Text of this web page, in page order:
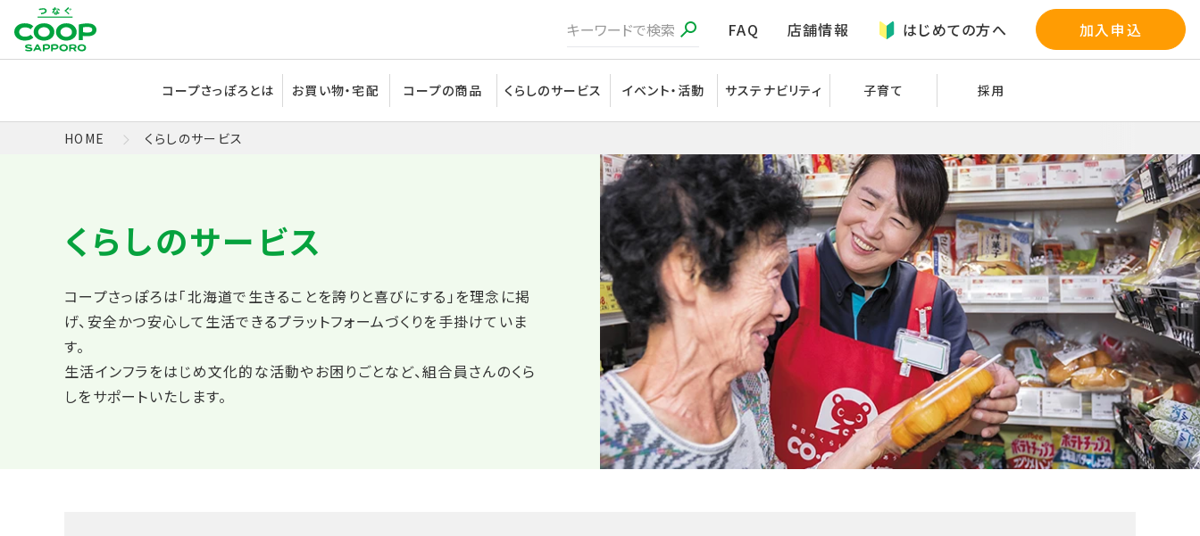
FAQ 店舗情報 はじめての方へ 加入申込
コープさっぽろとは お買い物・宅配 コープの商品 くらしのサービス イベント・活動 サステナビリティ 子育て 採用
HOME くらしのサービス
コープさっぽろは「北海道で生きることを誇りと喜びにする」を理念に掲
げ、安全かつ安心して生活できるプラットフォームづくりを手掛けていま
す。
生活インフラをはじめ文化的な活動やお困りごとなど、組合員さんのくら
しをサポートいたします。